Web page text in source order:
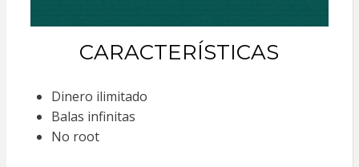
CARACTERÍSTICAS
Dinero ilimitado
Balas infinitas
No root